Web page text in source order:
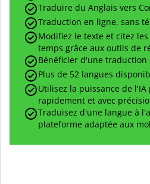
Traduire du Anglais vers
Traduction en ligne, sans
Modifiez le texte et citez
temps grâce aux outils de
Bénéficier d'une
Plus de 52 langues
Utilisez la puissance de
rapidement et avec
Traduisez d'une langue à
plateforme adaptée aux